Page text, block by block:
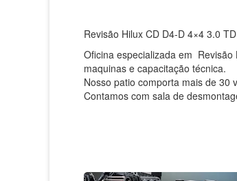
Revisão Hilux CD D4-D 4×4 3.0
Oficina especializada em Revisão
maquinas e capacitação técnica.
Nosso patio comporta mais de 30
Contamos com sala de